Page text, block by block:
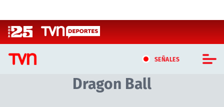
SEÑALES
CASTING MASTERCHEF CHILE
Dragon Ball